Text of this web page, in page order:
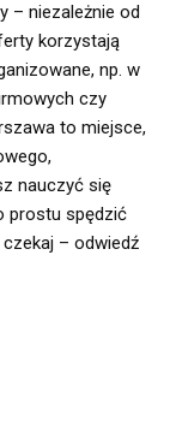
– niezależnie od
korzystają
np. w
czy
to miejsce,
nauczyć się
prostu spędzić
– odwiedź